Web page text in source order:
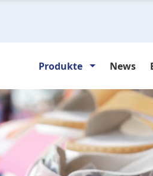
Produkte News